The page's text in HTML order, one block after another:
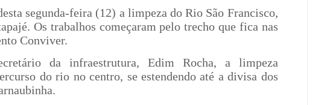
segunda-feira (12) a limpeza do Rio São Francisco,
Os trabalhos começaram pelo trecho que fica nas
Conviver.
da infraestrutura, Edim Rocha, a limpeza
do rio no centro, se estendendo até a divisa dos